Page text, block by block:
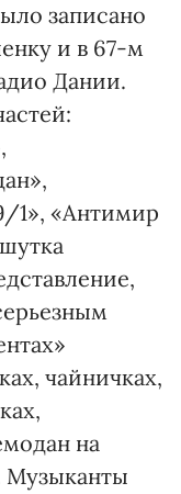
записано
и в 67-м
Дании.
1», «Антимир
чайничках,
на
Музыканты